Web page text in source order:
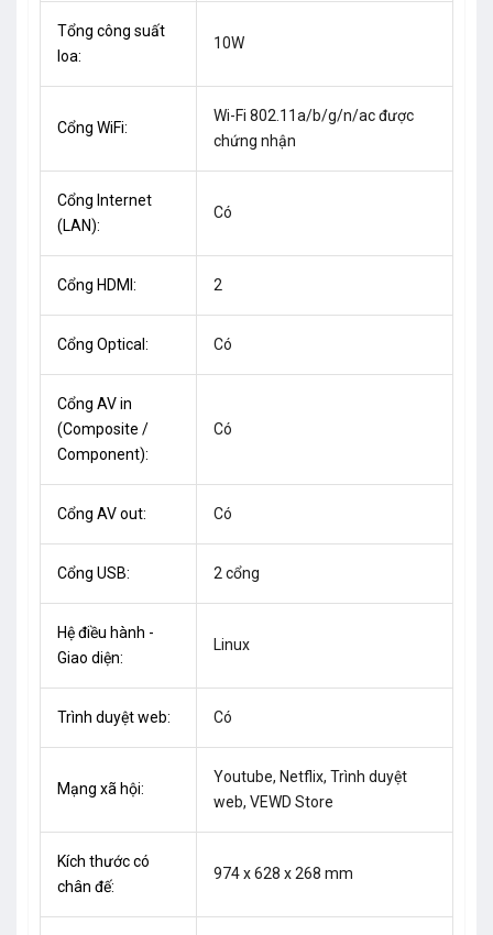
Tổng công suất
loa:
10W
Cổng WiFi:
Wi-Fi 802.11a/b/g/n/ac được
chứng nhận
Cổng Internet
(LAN):
Có
Cổng HDMI: 2
Cổng Optical: Có
Cổng AV in
(Composite /
Component):
Có
Cổng AV out: Có
Cổng USB: 2 cổng
Hệ điều hành -
Giao diện:
Linux
Trình duyệt web: Có
Mạng xã hội:
Youtube, Netflix, Trình duyệt
web, VEWD Store
Kích thước có
chân đế:
974 x 628 x 268 mm